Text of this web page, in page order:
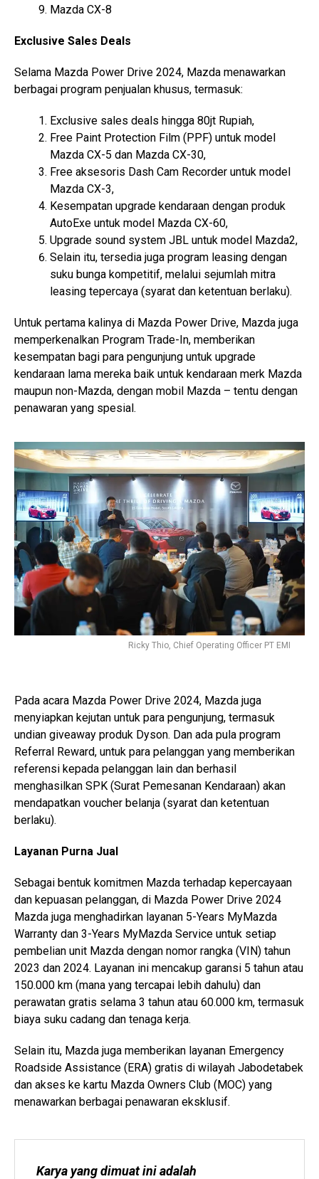
Mazda CX-8
Exclusive Sales Deals
Selama Mazda Power Drive 2024, Mazda menawarkan
berbagai program penjualan khusus, termasuk:
Exclusive sales deals hingga 80jt Rupiah,
Free Paint Protection Film (PPF) untuk model
Mazda CX-5 dan Mazda CX-30,
Free aksesoris Dash Cam Recorder untuk model
Mazda CX-3,
Kesempatan upgrade kendaraan dengan produk
AutoExe untuk model Mazda CX-60,
Upgrade sound system JBL untuk model Mazda2,
Selain itu, tersedia juga program leasing dengan
suku bunga kompetitif, melalui sejumlah mitra
leasing tepercaya (syarat dan ketentuan berlaku).
Untuk pertama kalinya di Mazda Power Drive, Mazda juga
memperkenalkan Program Trade-In, memberikan
kesempatan bagi para pengunjung untuk upgrade
kendaraan lama mereka baik untuk kendaraan merk Mazda
maupun non-Mazda, dengan mobil Mazda – tentu dengan
penawaran yang spesial.
Ricky Thio, Chief Operating Officer PT EMI
Pada acara Mazda Power Drive 2024, Mazda juga
menyiapkan kejutan untuk para pengunjung, termasuk
undian giveaway produk Dyson. Dan ada pula program
Referral Reward, untuk para pelanggan yang memberikan
referensi kepada pelanggan lain dan berhasil
menghasilkan SPK (Surat Pemesanan Kendaraan) akan
mendapatkan voucher belanja (syarat dan ketentuan
berlaku).
Layanan Purna Jual
Sebagai bentuk komitmen Mazda terhadap kepercayaan
dan kepuasan pelanggan, di Mazda Power Drive 2024
Mazda juga menghadirkan layanan 5-Years MyMazda
Warranty dan 3-Years MyMazda Service untuk setiap
pembelian unit Mazda dengan nomor rangka (VIN) tahun
2023 dan 2024. Layanan ini mencakup garansi 5 tahun atau
150.000 km (mana yang tercapai lebih dahulu) dan
perawatan gratis selama 3 tahun atau 60.000 km, termasuk
biaya suku cadang dan tenaga kerja.
Selain itu, Mazda juga memberikan layanan Emergency
Roadside Assistance (ERA) gratis di wilayah Jabodetabek
dan akses ke kartu Mazda Owners Club (MOC) yang
menawarkan berbagai penawaran eksklusif.
Karya yang dimuat ini adalah